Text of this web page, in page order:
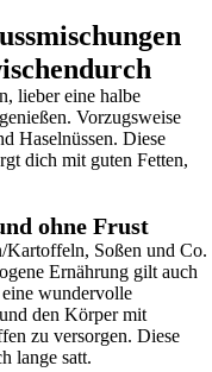
lieber eine halbe
Vorzugsweise
Haselnüssen. Diese
dich mit guten Fetten,
ohne Frust
Soßen und Co.
Ernährung gilt auch
eine wundervolle
den Körper mit
zu versorgen. Diese
lange satt.